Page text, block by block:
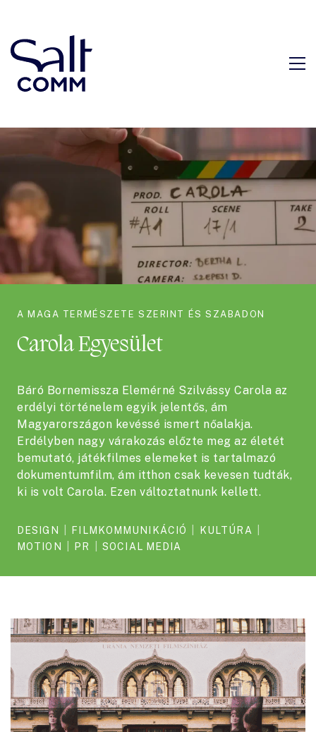
A MAGA TERMÉSZETE SZERINT ÉS SZABADON
Carola Egyesület
Báró Bornemissza Elemérné Szilvássy Carola az
erdélyi történelem egyik jelentős, ám
Magyarországon kevéssé ismert nőalakja.
Erdélyben nagy várakozás előzte meg az életét
bemutató, játékfilmes elemeket is tartalmazó
dokumentumfilm, ám itthon csak kevesen tudták,
ki is volt Carola. Ezen változtatnunk kellett.
DESIGN FILMKOMMUNIKÁCIÓ KULTÚRA
MOTION
PR SOCIAL MEDIA